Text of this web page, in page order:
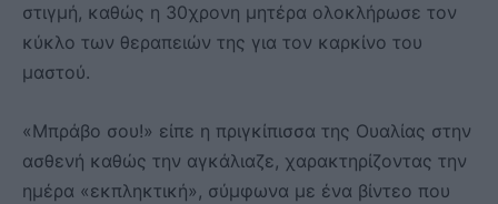
στιγμή, καθώς η 30χρονη μητέρα ολοκλήρωσε τον
κύκλο των θεραπειών της για τον καρκίνο του
μαστού.
«Μπράβο σου!» είπε η πριγκίπισσα της Ουαλίας στην
ασθενή καθώς την αγκάλιαζε, χαρακτηρίζοντας την
ημέρα «εκπληκτική», σύμφωνα με ένα βίντεο που